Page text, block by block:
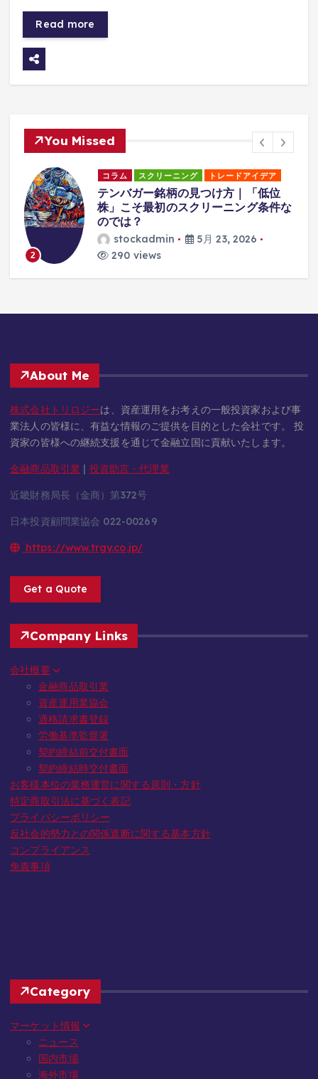
Read more
You Missed
2
コラム スクリーニング トレードアイデア
テンバガー銘柄の見つけ方｜「低位
株」こそ最初のスクリーニング条件な
のでは？
stockadmin
5月 23, 2026
290 views
About Me
株式会社トリロジーは、資産運用をお考えの一般投資家および事
業法人の皆様に、有益な情報のご提供を目的とした会社です。 投
資家の皆様への継続支援を通じて金融立国に貢献いたします。
金融商品取引業 | 投資助言・代理業
近畿財務局長（金商）第372号
日本投資顧問業協会 022-00269
https://www.trgy.co.jp/
Get a Quote
Company Links
会社概要
金融商品取引業
資産運用業協会
適格請求書登録
労働基準監督署
契約締結前交付書面
契約締結時交付書面
お客様本位の業務運営に関する原則・方針
特定商取引法に基づく表記
プライバシーポリシー
反社会的勢力との関係遮断に関する基本方針
コンプライアンス
免責事項
Category
マーケット情報
ニュース
国内市場
海外市場